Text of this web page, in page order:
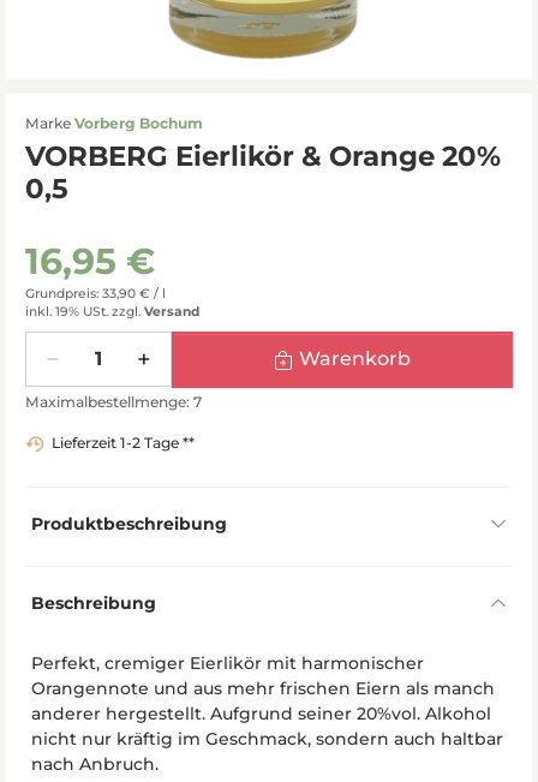
Marke Vorberg Bochum
VORBERG Eierlikör & Orange 20%
0,5
16,95 €
Grundpreis: 33,90 € / l
inkl. 19% USt. zzgl. Versand
Warenkorb
Maximalbestellmenge: 7
Lieferzeit 1-2 Tage **
Produktbeschreibung
Beschreibung
Perfekt, cremiger Eierlikör mit harmonischer
Orangennote und aus mehr frischen Eiern als manch
anderer hergestellt. Aufgrund seiner 20%vol. Alkohol
nicht nur kräftig im Geschmack, sondern auch haltbar
nach Anbruch.